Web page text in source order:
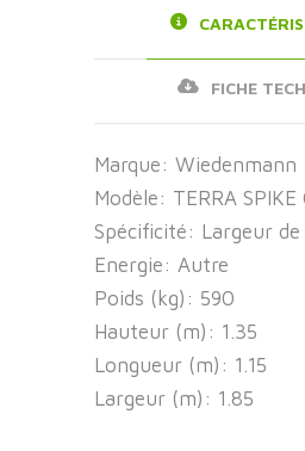
FICHE
Marque: Wiedenmann
Modèle: TERRA SPIKE
Spécificité: Largeur
Energie: Autre
Poids (kg): 590
Hauteur (m): 1.35
Longueur (m): 1.15
Largeur (m): 1.85